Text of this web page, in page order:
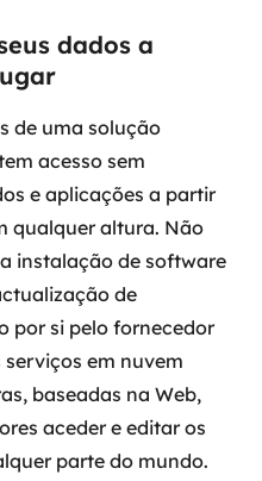
dados a
de uma solução
acesso sem
e aplicações a partir
qualquer altura. Não
instalação de software
de
por si pelo fornecedor
em nuvem
baseadas na Web,
aceder e editar os
parte do mundo.